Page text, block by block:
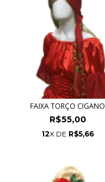
FAIXA TORÇO CIGANO
R$55,00
12X DE R$5,66